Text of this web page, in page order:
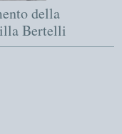
della
Bertelli